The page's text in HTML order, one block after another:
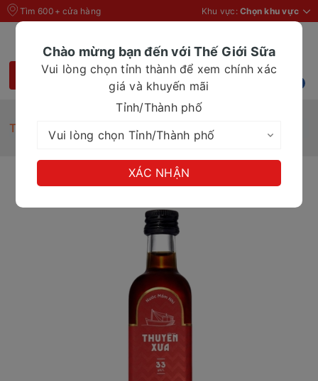
Tìm 600+ cửa hàng Khu vực: Chọn khu vực
Trang chủ Nước mắm nhĩ Thuyền Xưa 250ml
Chào mừng bạn đến với Thế Giới Sữa
Vui lòng chọn tỉnh thành để xem chính xác
giá và khuyến mãi
Tỉnh/Thành phố
XÁC NHẬN